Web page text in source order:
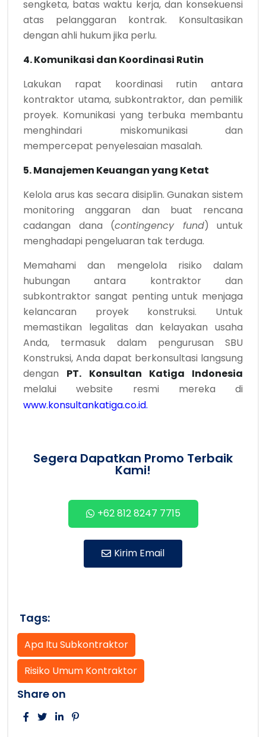
sengketa, batas waktu kerja, dan konsekuensi
atas pelanggaran kontrak. Konsultasikan
dengan ahli hukum jika perlu.
4. Komunikasi dan Koordinasi Rutin
Lakukan rapat koordinasi rutin antara
kontraktor utama, subkontraktor, dan pemilik
proyek. Komunikasi yang terbuka membantu
menghindari miskomunikasi dan
mempercepat penyelesaian masalah.
5. Manajemen Keuangan yang Ketat
Kelola arus kas secara disiplin. Gunakan sistem
monitoring anggaran dan buat rencana
cadangan dana (contingency fund) untuk
menghadapi pengeluaran tak terduga.
Memahami dan mengelola risiko dalam
hubungan antara kontraktor dan
subkontraktor sangat penting untuk menjaga
kelancaran proyek konstruksi. Untuk
memastikan legalitas dan kelayakan usaha
Anda, termasuk dalam pengurusan SBU
Konstruksi, Anda dapat berkonsultasi langsung
dengan PT. Konsultan Katiga Indonesia
melalui website resmi mereka di
www.konsultankatiga.co.id.
Segera Dapatkan Promo Terbaik
Kami!
+62 812 8247 7715
Kirim Email
Tags:
Apa Itu Subkontraktor
Risiko Umum Kontraktor
Share on